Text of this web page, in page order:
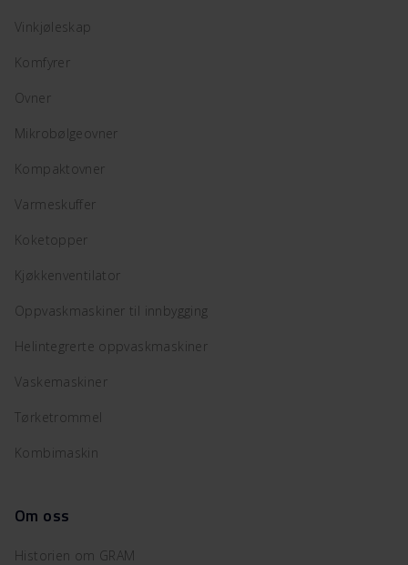
Vinkjøleskap
Komfyrer
Ovner
Mikrobølgeovner
Kompaktovner
Varmeskuffer
Koketopper
Kjøkkenventilator
Oppvaskmaskiner til innbygging
Helintegrerte oppvaskmaskiner
Vaskemaskiner
Tørketrommel
Kombimaskin
Om oss
Historien om GRAM